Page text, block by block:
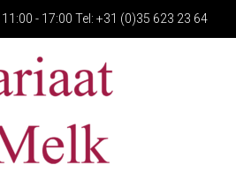
11:00 - 17:00 Tel: +31 (0)35 623 23 64